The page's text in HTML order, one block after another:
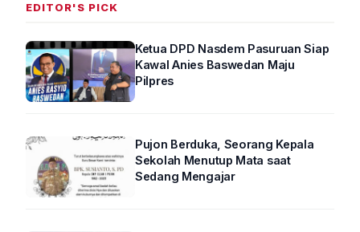
EDITOR'S PICK
Ketua DPD Nasdem Pasuruan Siap
Kawal Anies Baswedan Maju
Pilpres
Pujon Berduka, Seorang Kepala
Sekolah Menutup Mata saat
Sedang Mengajar